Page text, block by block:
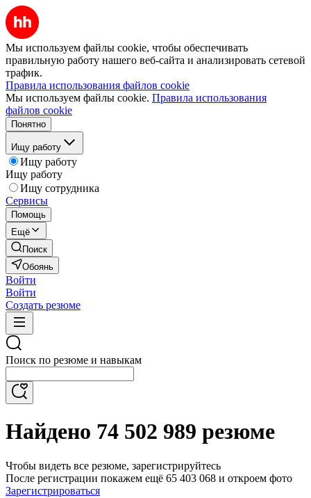
Мы используем файлы cookie, чтобы обеспечивать
правильную работу нашего веб-сайта и анализировать сетевой
трафик.
Правила использования файлов cookie
Мы используем файлы cookie. Правила использования
файлов cookie
Понятно
Ищу работу
Ищу работу
Ищу работу
Ищу сотрудника
Сервисы
Помощь
Ещё
Поиск
Обоянь
Войти
Войти
Создать резюме
Поиск по резюме и навыкам
Найдено 74 502 989 резюме
Чтобы видеть все резюме, зарегистрируйтесь
После регистрации покажем ещё 65 403 068 и откроем фото
Зарегистрироваться